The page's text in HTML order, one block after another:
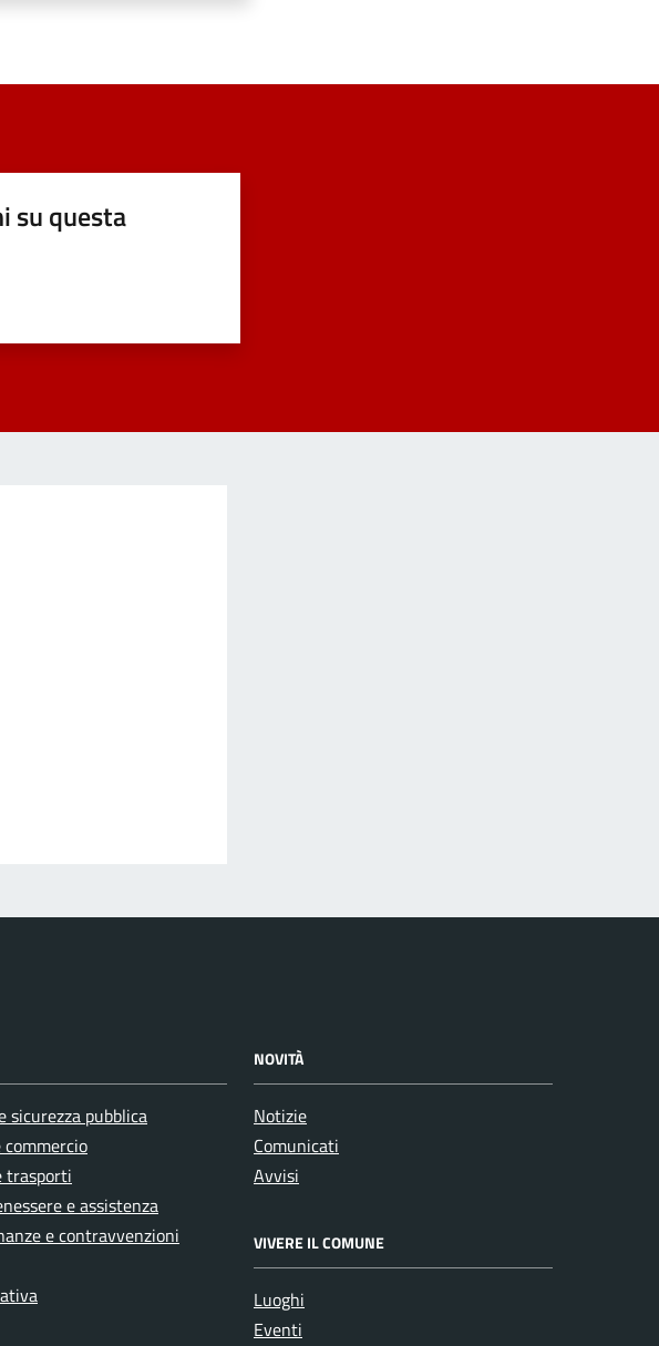
su questa
sicurezza pubblica
commercio
trasporti
e assistenza
e contravvenzioni
NOVITÀ
Notizie
Comunicati
Avvisi
VIVERE IL COMUNE
Luoghi
Eventi